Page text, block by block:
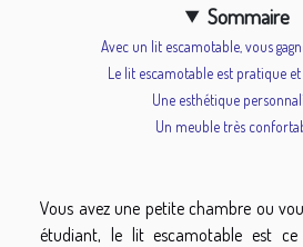
Sommaire
Avec un lit escamotable, vous
Le lit escamotable est pratique
Une esthétique
Un meuble très
Vous avez une petite chambre ou
étudiant, le lit escamotable est